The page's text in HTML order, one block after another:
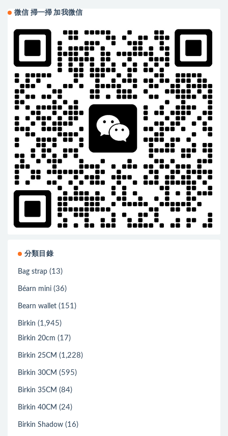
微信 掃一掃 加我微信
分類目錄
Bag strap (13)
Béarn mini (36)
Bearn wallet (151)
Birkin (1,945)
Birkin 20cm (17)
Birkin 25CM (1,228)
Birkin 30CM (595)
Birkin 35CM (84)
Birkin 40CM (24)
Birkin Shadow (16)